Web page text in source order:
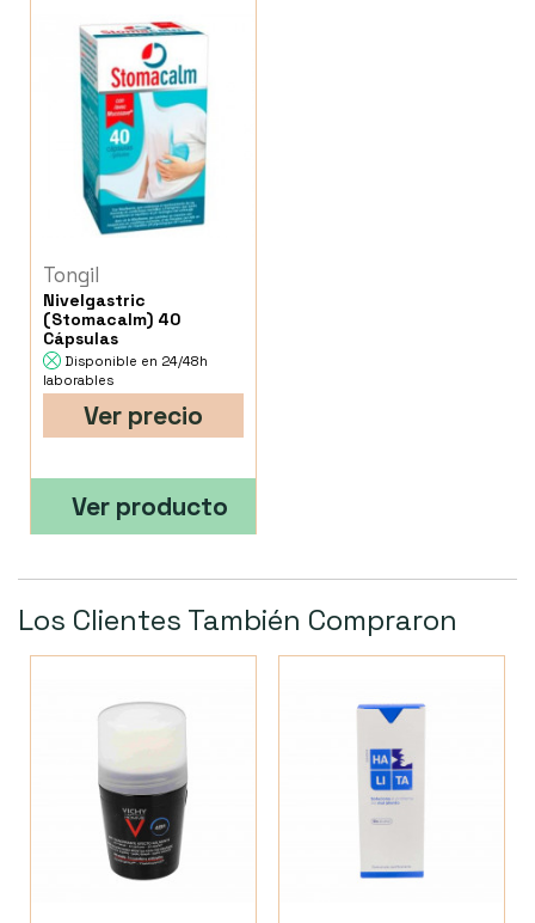
Tongil
Nivelgastric
(Stomacalm) 40
Cápsulas
Disponible en 24/48h
laborables
Ver precio
Ver producto
Los Clientes También Compraron